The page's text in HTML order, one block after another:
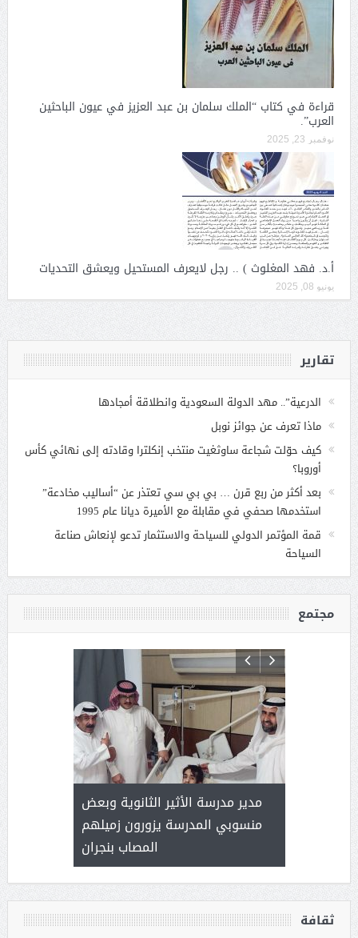
قراءة في كتاب “الملك سلمان بن عبد العزيز في عيون الباحثين
العرب”.
نوفمبر 23, 2025
أ.د. فهد المغلوث ) .. رجل لايعرف المستحيل ويعشق التحديات
يونيو 08, 2025
تقارير
الدرعية”.. مهد الدولة السعودية وانطلاقة أمجادها
ماذا تعرف عن جوائز نوبل
كيف حوّلت شجاعة ساوثغيت منتخب إنكلترا وقادته إلى نهائي كأس
أوروبا؟
بعد أكثر من ربع قرن … بي بي سي تعتذر عن “أساليب مخادعة”
استخدمها صحفي في مقابلة مع الأميرة ديانا عام 1995
قمة المؤتمر الدولي للسياحة والاستثمار تدعو لإنعاش صناعة
السياحة
مجتمع
( محمد
مدير مدرسة الأثير الثانوية وبعض
منسوبي المدرسة يزورون زميلهم
المصاب بنجران
) .. ميراث
ثقافة